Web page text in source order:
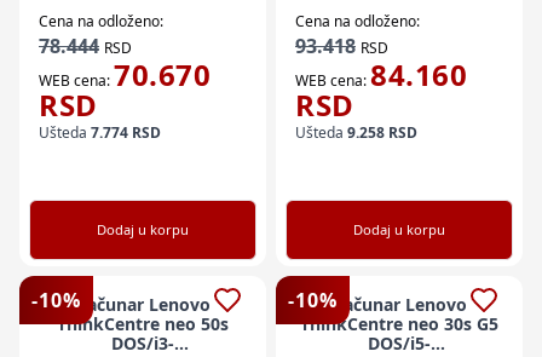
Cena na odloženo:
78.444 RSD
WEB cena:70.670
RSD
Ušteda 7.774 RSD
Dodaj u korpu
Cena na odloženo:
93.418 RSD
WEB cena:84.160
RSD
Ušteda 9.258 RSD
Dodaj u korpu
-10%Računar Lenovo
ThinkCentre neo 50s
DOS/i3-
-10%Računar Lenovo
ThinkCentre neo 30s G5
DOS/i5-